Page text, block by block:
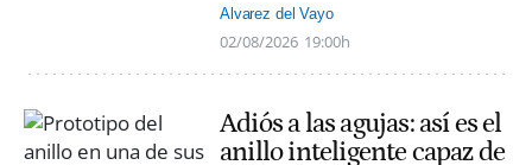
Alvarez del Vayo
02/08/2026 19:00h
Adiós a las agujas: así es el
anillo inteligente capaz de